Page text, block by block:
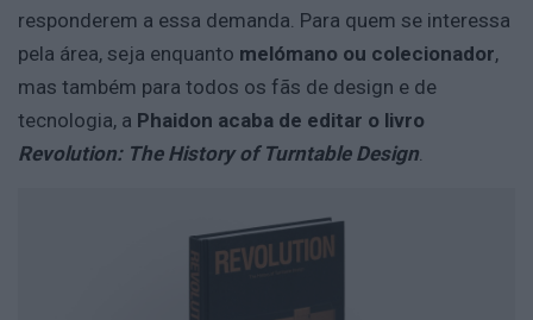
responderem a essa demanda. Para quem se interessa
pela área, seja enquanto melómano ou colecionador,
mas também para todos os fãs de design e de
tecnologia, a Phaidon acaba de editar o livro
Revolution: The History of Turntable Design